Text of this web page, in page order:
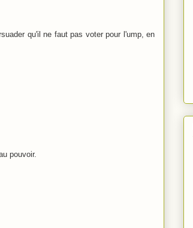
qu'il ne faut pas voter pour l'ump, en
pouvoir.